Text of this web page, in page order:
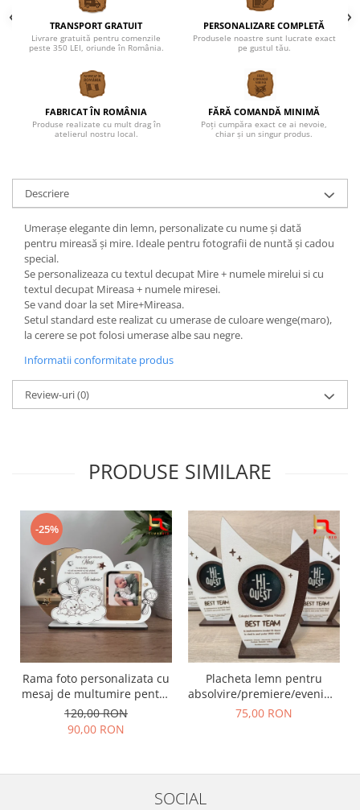
TRANSPORT GRATUIT
Livrare gratuită pentru comenzile
peste 350 LEI, oriunde în România.
PERSONALIZARE COMPLETĂ
Produsele noastre sunt lucrate exact
pe gustul tău.
FABRICAT ÎN ROMÂNIA
Produse realizate cu mult drag în
atelierul nostru local.
FĂRĂ COMANDĂ MINIMĂ
Poți cumpăra exact ce ai nevoie,
chiar și un singur produs.
Descriere
Umerașe elegante din lemn, personalizate cu nume și dată
pentru mireasă și mire. Ideale pentru fotografii de nuntă și cadou
special.
Se personalizeaza cu textul decupat Mire + numele mirelui si cu
textul decupat Mireasa + numele miresei.
Se vand doar la set Mire+Mireasa.
Setul standard este realizat cu umerase de culoare wenge(maro),
la cerere se pot folosi umerase albe sau negre.
Informatii conformitate produs
Review-uri(0)
PRODUSE SIMILARE
-25%
Rama foto personalizata cu
mesaj de multumire pentru
nasii de botez | Cadou
emotional pentru nasi
120,00 RON
90,00 RON
Placheta lemn pentru
absolvire/premiere/eveniment
- optiuni de personalizare
75,00 RON
SOCIAL